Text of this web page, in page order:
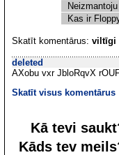
Kas ir
Skatīt komentārus: viltīgi
deleted
AXobu vxr JbloRqvX
Skatīt visus komentārus
Kā tevi
Kāds tev